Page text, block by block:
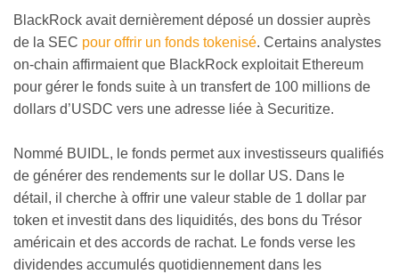
BlackRock avait dernièrement déposé un dossier auprès
de la SEC pour offrir un fonds tokenisé. Certains analystes
on-chain affirmaient que BlackRock exploitait Ethereum
pour gérer le fonds suite à un transfert de 100 millions de
dollars d’USDC vers une adresse liée à Securitize.
Nommé BUIDL, le fonds permet aux investisseurs qualifiés
de générer des rendements sur le dollar US. Dans le
détail, il cherche à offrir une valeur stable de 1 dollar par
token et investit dans des liquidités, des bons du Trésor
américain et des accords de rachat. Le fonds verse les
dividendes accumulés quotidiennement dans les